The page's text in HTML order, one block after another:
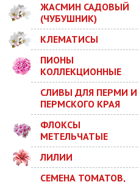
ЖАСМИН САДОВЫЙ
(ЧУБУШНИК)
КЛЕМАТИСЫ
ПИОНЫ
КОЛЛЕКЦИОННЫЕ
СЛИВЫ ДЛЯ ПЕРМИ И
ПЕРМСКОГО КРАЯ
ФЛОКСЫ
МЕТЕЛЬЧАТЫЕ
ЛИЛИИ
СЕМЕНА ТОМАТОВ,